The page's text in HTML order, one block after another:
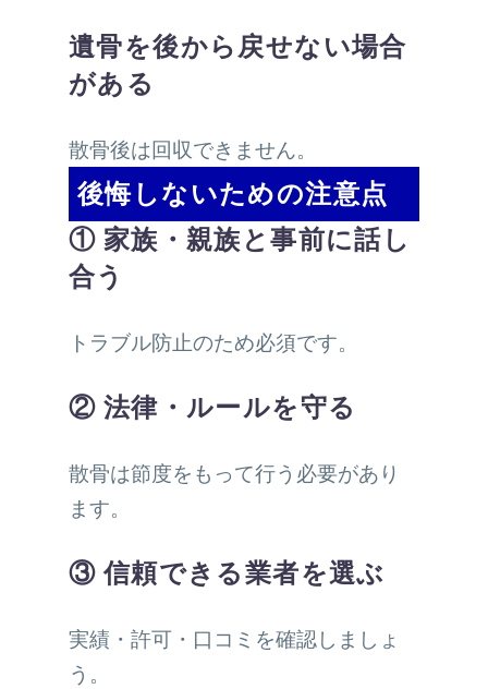
遺骨を後から戻せない場合
がある
散骨後は回収できません。
後悔しないための注意点
① 家族・親族と事前に話し
合う
トラブル防止のため必須です。
② 法律・ルールを守る
散骨は節度をもって行う必要があり
ます。
③ 信頼できる業者を選ぶ
実績・許可・口コミを確認しましょ
う。